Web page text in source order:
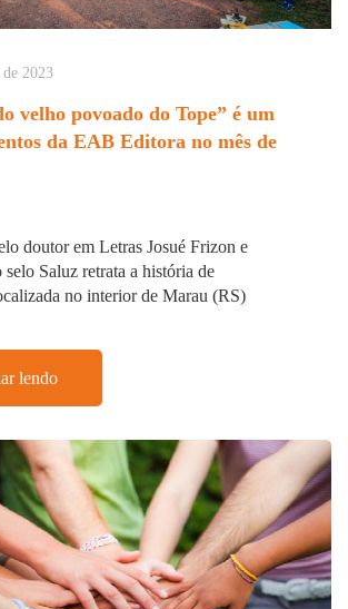
2023
velho povoado do Tope” é um
da EAB Editora no mês de
doutor em Letras Josué Frizon e
Saluz retrata a história de
no interior de Marau (RS)
lendo